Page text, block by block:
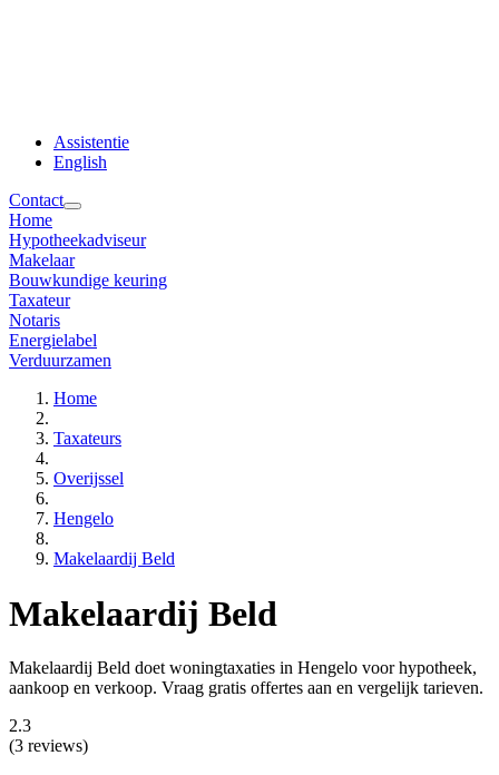
Assistentie
English
Contact
Home
Hypotheekadviseur
Makelaar
Bouwkundige keuring
Taxateur
Notaris
Energielabel
Verduurzamen
Home
Taxateurs
Overijssel
Hengelo
Makelaardij Beld
Makelaardij Beld
Makelaardij Beld doet woningtaxaties in Hengelo voor hypotheek,
aankoop en verkoop. Vraag gratis offertes aan en vergelijk tarieven.
2.3
(3 reviews)